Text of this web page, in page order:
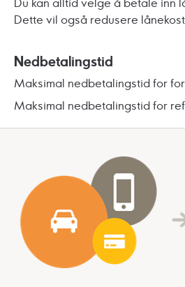
Du kan alltid velge å betale inn
Dette vil også redusere
Nedbetalingstid
Maksimal nedbetalingstid for
Maksimal nedbetalingstid for